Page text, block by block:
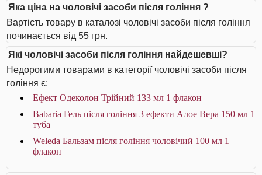
Яка ціна на чоловічі засоби після гоління ?
Вартість товару в каталозі чоловічі засоби після гоління
починається від 55 грн.
Які чоловічі засоби після гоління найдешевші?
Недорогими товарами в категорії чоловічі засоби після
гоління є:
Ефект Одеколон Трійний 133 мл 1 флакон
Babaria Гель після гоління 3 ефекти Алое Вера 150 мл 1
туба
Weleda Бальзам після гоління чоловічий 100 мл 1
флакон